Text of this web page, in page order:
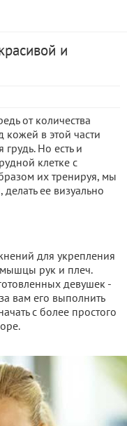
и
от количества
в этой части
Но есть и
клетке с
их тренируя, мы
ее визуально
для укрепления
рук и плеч.
девушек -
вам его выполнить
с более простого